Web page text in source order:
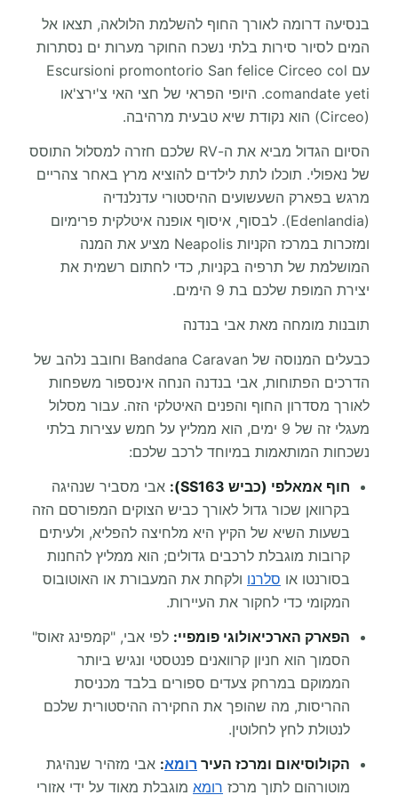
בנסיעה דרומה לאורך החוף להשלמת הלולאה, תצאו אל
המים לסיור סירות בלתי נשכח החוקר מערות ים נסתרות
עם Escursioni promontorio San felice Circeo col
comandate yeti. היופי הפראי של חצי האי צ'ירצ'או
(Circeo) הוא נקודת שיא טבעית מרהיבה.
הסיום הגדול מביא את ה-RV שלכם חזרה למסלול התוסס
של נאפולי. תוכלו לתת לילדים להוציא מרץ באחר צהריים
מרגש בפארק השעשועים ההיסטורי עדנלנדיה
(Edenlandia). לבסוף, איסוף אופנה איטלקית פרימיום
ומזכרות במרכז הקניות Neapolis מציע את המנה
המושלמת של תרפיה בקניות, כדי לחתום רשמית את
יצירת המופת שלכם בת 9 הימים.
תובנות מומחה מאת אבי בנדנה
כבעלים המנוסה של Bandana Caravan וחובב נלהב של
הדרכים הפתוחות, אבי בנדנה הנחה אינספור משפחות
לאורך מסדרון החוף והפנים האיטלקי הזה. עבור מסלול
מעגלי זה של 9 ימים, הוא ממליץ על חמש עצירות בלתי
נשכחות המותאמות במיוחד לרכב שלכם:
חוף אמאלפי (כביש SS163):
אבי מסביר שנהיגה
בקרוואן שכור גדול לאורך כביש הצוקים המפורסם הזה
בשעות השיא של הקיץ היא מלחיצה להפליא, ולעיתים
קרובות מוגבלת לרכבים גדולים; הוא ממליץ להחנות
בסורנטו או סלרנו ולקחת את המעבורת או האוטובוס
המקומי כדי לחקור את העיירות.
הפארק הארכיאולוגי פומפיי: לפי אבי, "קמפינג זאוס"
הסמוך הוא חניון קרוואנים פנטסטי ונגיש ביותר
הממוקם במרחק צעדים ספורים בלבד מכניסת
ההריסות, מה שהופך את החקירה ההיסטורית שלכם
לנטולת לחץ לחלוטין.
הקולוסיאום ומרכז העיר רומא: אבי מזהיר שנהיגת
מוטורהום לתוך מרכז רומא מוגבלת מאוד על ידי אזורי